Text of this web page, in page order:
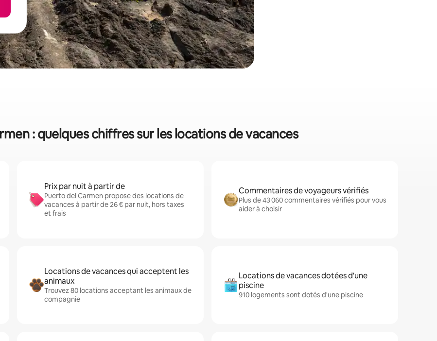
: quelques chiffres sur les locations de vacances
Prix par nuit à partir de
Puerto del Carmen propose des locations de
vacances à partir de 26 € par nuit, hors taxes
et frais
Commentaires de voyageurs vérifiés
Plus de 43 060 commentaires vérifiés pour vous
aider à choisir
Locations de vacances qui acceptent les
animaux
Trouvez 80 locations acceptant les animaux de
compagnie
Locations de vacances dotées d'une
piscine
910 logements sont dotés d'une piscine